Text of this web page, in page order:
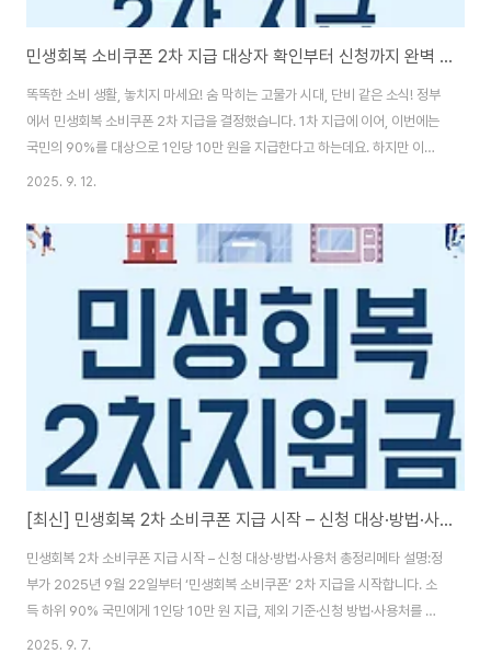
민생회복 소비쿠폰 2차 지급 대상자 확인부터 신청까지 완벽 가이드 (feat. 건강보험료 기준)
똑똑한 소비 생활, 놓치지 마세요! 숨 막히는 고물가 시대, 단비 같은 소식! 정부
에서 민생회복 소비쿠폰 2차 지급을 결정했습니다. 1차 지급에 이어, 이번에는
국민의 90%를 대상으로 1인당 10만 원을 지급한다고 하는데요. 하지만 이번
2차 지급은 건강보험료 기준으로 대상자를 선별하기 때문에, 꼼꼼한 확인이 필
심 기준: 건강보험료 납부액 + 고액자산 보유 여부* 주요 일정:* 세부 기준 발
표: 9월 중* 신청 기간: 2025년 9월 22일 ~ 10월 31일* 사용 기한: 2025
부터 신청 방법까지, 모든 정보를 총정리했습니다. 지금 바로 확..
2025. 9. 12.
[최신] 민생회복 2차 소비쿠폰 지급 시작 – 신청 대상·방법·사용처 총정리
민생회복 2차 소비쿠폰 지급 시작 – 신청 대상·방법·사용처 총정리메타 설명:정
부가 2025년 9월 22일부터 ‘민생회복 소비쿠폰’ 2차 지급을 시작합니다. 소
득 하위 90% 국민에게 1인당 10만 원 지급, 제외 기준·신청 방법·사용처를 정
리했습니다. 1. 민생회복 2차 소비쿠폰 개요정부는 2025년 9월 22일부터 민
2025. 9. 7.